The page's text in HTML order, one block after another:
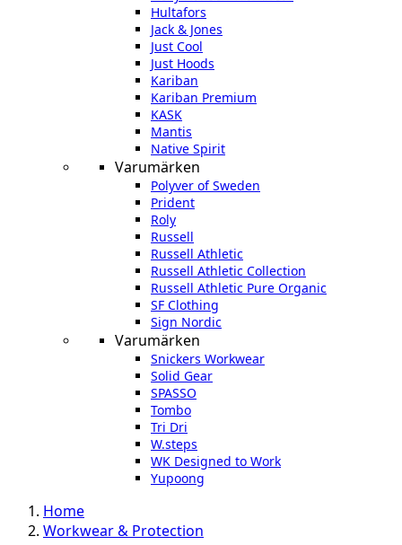
Hultafors
Jack & Jones
Just Cool
Just Hoods
Kariban
Kariban Premium
KASK
Mantis
Native Spirit
Varumärken
Polyver of Sweden
Prident
Roly
Russell
Russell Athletic
Russell Athletic Collection
Russell Athletic Pure Organic
SF Clothing
Sign Nordic
Varumärken
Snickers Workwear
Solid Gear
SPASSO
Tombo
Tri Dri
W.steps
WK Designed to Work
Yupoong
Home
Workwear & Protection